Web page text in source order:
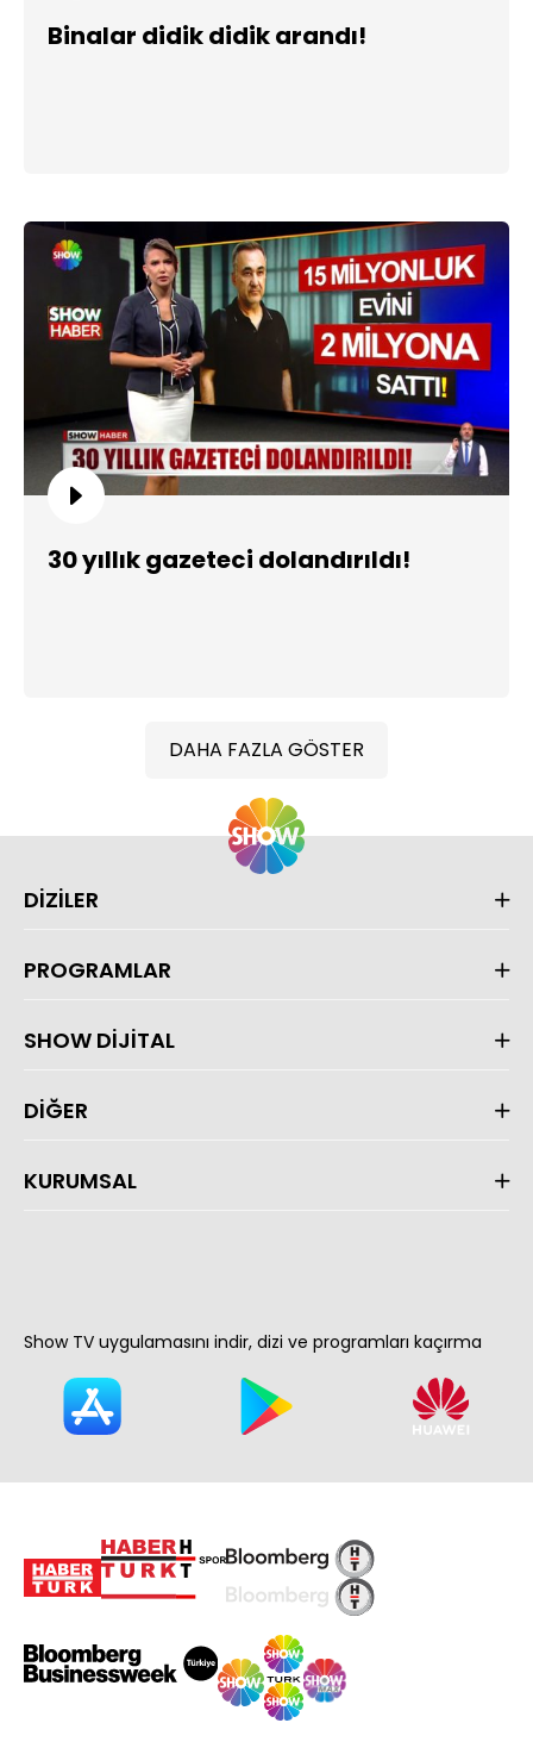
Binalar didik didik arandı!
30 yıllık gazeteci dolandırıldı!
DAHA FAZLA GÖSTER
DİZİLER
PROGRAMLAR
SHOW DİJİTAL
DİĞER
KURUMSAL
Show TV uygulamasını indir, dizi ve programları kaçırma